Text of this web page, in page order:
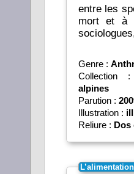
entre les
mort et à
Genre :
alpines
Parution :
Illustration :
Reliure : Dos